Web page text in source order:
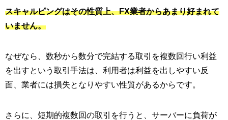
スキャルピングはその性質上、FX業者からあまり好まれて
いません。
なぜなら、数秒から数分で完結する取引を複数回行い利益
を出すという取引手法は、利用者は利益を出しやすい反
面、業者には損失となりやすい性質があるからです。
さらに、短期的複数回の取引を行うと、サーバーに負荷が